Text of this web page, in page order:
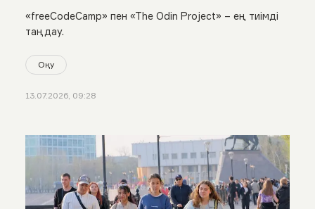
«freeCodeCamp» пен «The Odin Project» – ең тиімді
таңдау.
Оқу
13.07.2026, 09:28